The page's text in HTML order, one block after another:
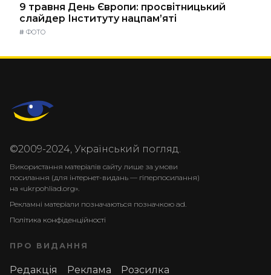
9 травня День Європи: просвітницький
слайдер Інституту нацпам’яті
# ФОТО
©2009-2024, Український погляд.
Використання матеріалів сайту лише за умови
посилання (для інтернет-видань — гіперпосилання)
на «ukrpohliad.org».
Рекламні матеріали позначаються позначкою ad.
Політика конфіденційності
ПРО ВИДАННЯ
Редакція Реклама Розсилка